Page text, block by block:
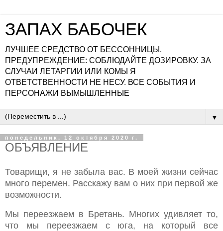
ЗАПАХ БАБОЧЕК
ЛУЧШЕЕ СРЕДСТВО ОТ БЕССОННИЦЫ.
ПРЕДУПРЕЖДЕНИЕ: СОБЛЮДАЙТЕ ДОЗИРОВКУ. ЗА
СЛУЧАИ ЛЕТАРГИИ ИЛИ КОМЫ Я
ОТВЕТСТВЕННОСТИ НЕ НЕСУ. ВСЕ СОБЫТИЯ И
ПЕРСОНАЖИ ВЫМЫШЛЕННЫЕ
▼
понедельник, 12 октября 2020 г.
ОБЪЯВЛЕНИЕ
Товарищи, я не забыла вас. В моей жизни сейчас
много перемен. Расскажу вам о них при первой же
возможности.
Мы переезжаем в Бретань. Многих удивляет то,
что мы переезжаем с юга, на который все